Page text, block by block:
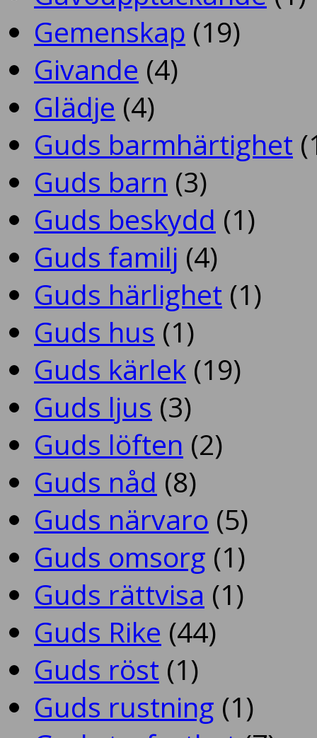
Gemenskap (19)
Givande (4)
Glädje (4)
Guds barmhärtighet
Guds barn (3)
Guds beskydd (1)
Guds familj (4)
Guds härlighet (1)
Guds hus (1)
Guds kärlek (19)
Guds ljus (3)
Guds löften (2)
Guds nåd (8)
Guds närvaro (5)
Guds omsorg (1)
Guds rättvisa (1)
Guds Rike (44)
Guds röst (1)
Guds rustning (1)